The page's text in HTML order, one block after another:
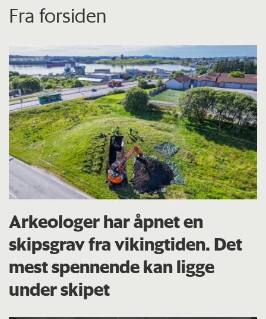
Fra forsiden
Arkeologer har åpnet en
skipsgrav fra vikingtiden. Det
mest spennende kan ligge
under skipet